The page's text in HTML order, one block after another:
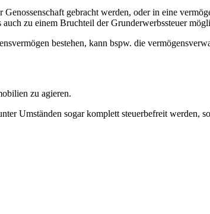
gebracht werden, oder in eine
zu einem Bruchteil der Grunderwerbssteuer
bestehen, kann bspw. die
zu agieren.
Umständen sogar komplett steuerbefreit